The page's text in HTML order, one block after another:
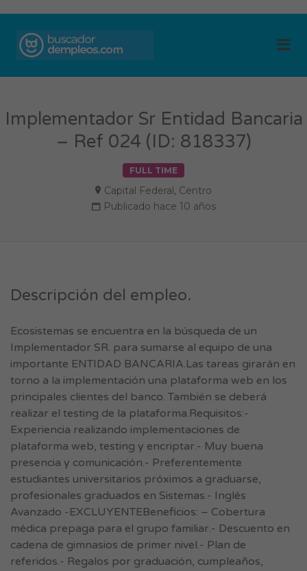
Implementador Sr Entidad Bancaria
– Ref 024 (ID: 818337)
FULL TIME
Capital Federal, Centro
Publicado hace 10 años
Descripción del empleo.
Ecosistemas se encuentra en la búsqueda de un
Implementador SR. para sumarse al equipo de una
importante ENTIDAD BANCARIA.Las tareas girarán en
torno a la implementación una plataforma web en los
principales clientes del banco. También se deberá
realizar el testing de la plataforma.Requisitos:-
Experiencia realizando implementaciones de
plataforma web, testing y encriptar.- Muy buena
presencia y comunicación.- Preferentemente
estudiantes universitarios próximos a graduarse,
profesionales graduados en Sistemas.- Inglés
Avanzado -EXCLUYENTEBeneficios: – Cobertura
médica prepaga para el grupo familiar.- Descuento en
cadena de gimnasios de primer nivel.- Plan de
referidos.- Regalos por graduación, cumpleaños,